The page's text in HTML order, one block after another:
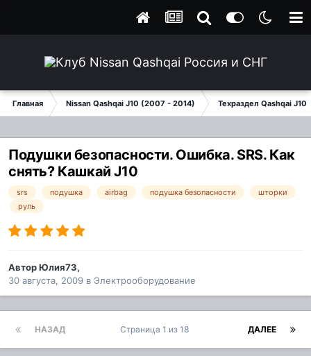
Главная Nissan Qashqai J10 (2007 - 2014) Техраздел Qashqai J10
Подушки безопасности. Ошибка. SRS. Как
снять? Кашкай J10
srs подушка airbag подушка безопасности
шторки
руль
АвторЮлия73,
30 августа, 2009 в Электрооборудование
НАЗАД ДАЛЕЕ
Страница 1 из 18